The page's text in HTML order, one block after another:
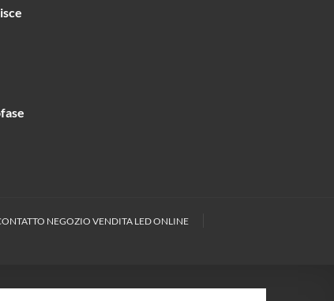
NEGOZIO VENDITA LED ONLINE